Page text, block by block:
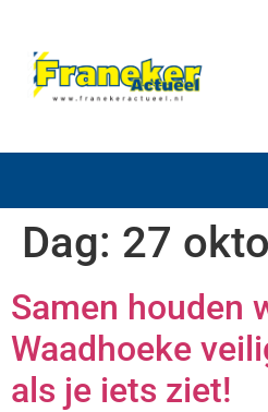
Dag: 27
Samen houden
Waadhoeke
als je iets ziet!